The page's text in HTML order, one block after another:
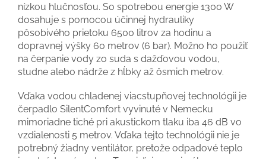
nízkou hlučnosťou. So spotrebou energie 1300 W
dosahuje s pomocou účinnej hydrauliky
pôsobivého prietoku 6500 litrov za hodinu a
dopravnej výšky 60 metrov (6 bar). Možno ho použiť
na čerpanie vody zo suda s dažďovou vodou,
studne alebo nádrže z hĺbky až ôsmich metrov.
Vďaka vodou chladenej viacstupňovej technológii je
čerpadlo SilentComfort vyvinuté v Nemecku
mimoriadne tiché pri akustickom tlaku iba 46 dB vo
vzdialenosti 5 metrov. Vďaka tejto technológii nie je
potrebný žiadny ventilátor, pretože odpadové teplo